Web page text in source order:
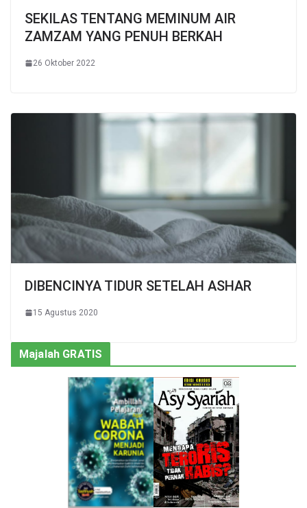
SEKILAS TENTANG MEMINUM AIR
ZAMZAM YANG PENUH BERKAH
26 Oktober 2022
DIBENCINYA TIDUR SETELAH ASHAR
15 Agustus 2020
Majalah GRATIS